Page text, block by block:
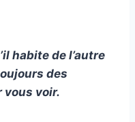
habite de l’autre
des
vous voir.